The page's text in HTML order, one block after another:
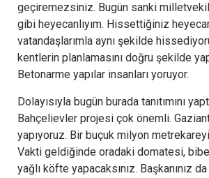
geçiremezsiniz. Bugün sanki
gibi heyecanlıyım. Hissettiğiniz
vatandaşlarımla aynı şekilde
kentlerin planlamasını doğru şekilde
Betonarme yapılar insanları yoruyor.
Dolayısıyla bugün burada tanıtımını
Bahçelievler projesi çok önemli.
yapıyoruz. Bir buçuk milyon metrekareyi
Vakti geldiğinde oradaki domatesi,
yağlı köfte yapacaksınız. Başkanınız